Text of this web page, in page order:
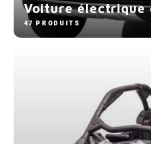
Voiture électrique
47 PRODUITS